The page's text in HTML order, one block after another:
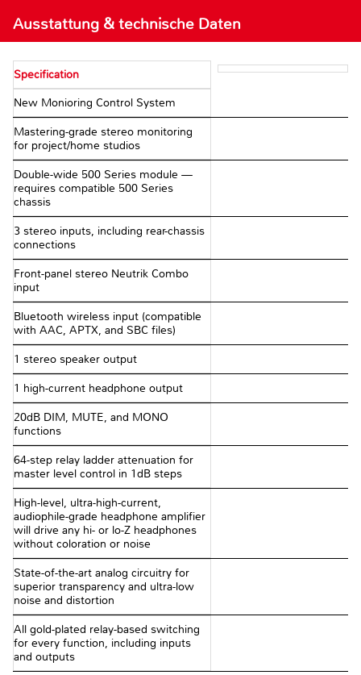
Ausstattung & technische Daten
Specification
New Monioring Control System
Mastering-grade stereo monitoring
for project/home studios
Double-wide 500 Series module —
requires compatible 500 Series
chassis
3 stereo inputs, including rear-chassis
connections
Front-panel stereo Neutrik Combo
input
Bluetooth wireless input (compatible
with AAC, APTX, and SBC files)
1 stereo speaker output
1 high-current headphone output
20dB DIM, MUTE, and MONO
functions
64-step relay ladder attenuation for
master level control in 1dB steps
High-level, ultra-high-current,
audiophile-grade headphone amplifier
will drive any hi- or lo-Z headphones
without coloration or noise
State-of-the-art analog circuitry for
superior transparency and ultra-low
noise and distortion
All gold-plated relay-based switching
for every function, including inputs
and outputs